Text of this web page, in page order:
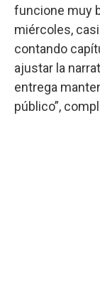
funcione muy
miércoles,
contando
ajustar la
entrega
público”,